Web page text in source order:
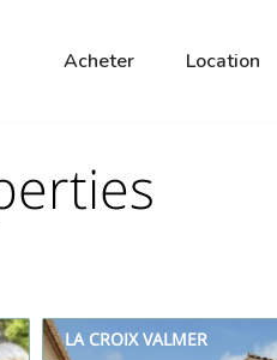
Acheter Location
LA CROIX VALMER